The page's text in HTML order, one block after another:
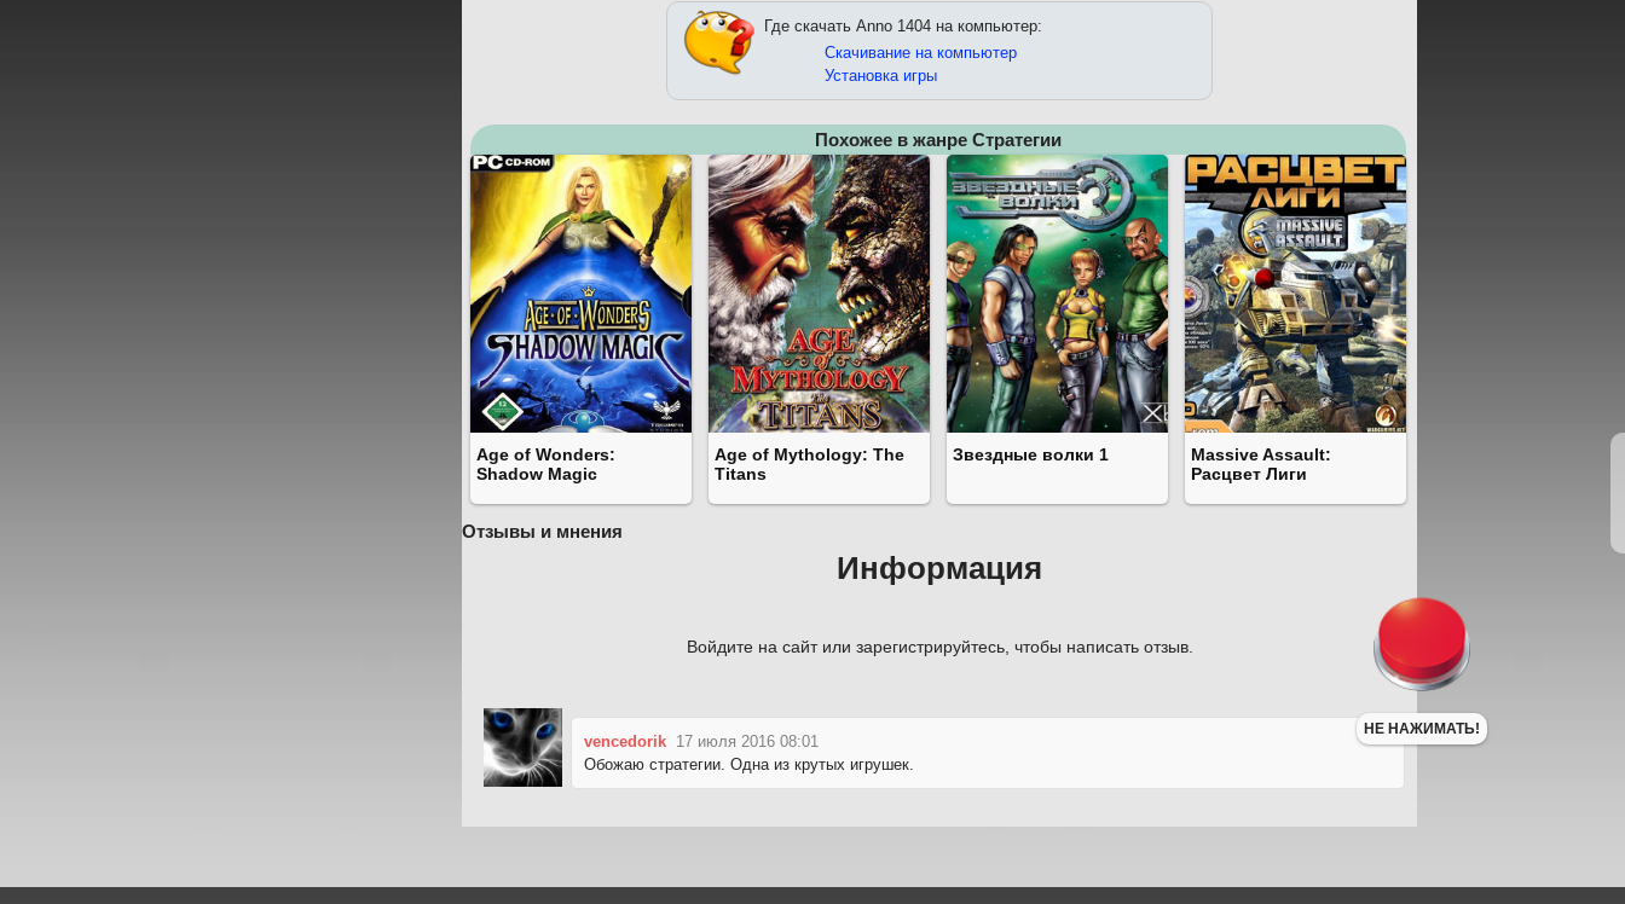
Где скачать Anno 1404 на компьютер:
Скачивание на компьютер
Установка игры
Похожее в жанре Стратегии
Age of Wonders:
Shadow Magic
Age of Mythology: The
Titans
Звездные волки 1
Massive Assault:
Расцвет Лиги
Отзывы и мнения
Информация
Войдите на сайт или зарегистрируйтесь, чтобы написать отзыв.
vencedorik 17 июля 2016 08:01
Обожаю стратегии. Одна из крутых игрушек.
НЕ НАЖИМАТЬ!